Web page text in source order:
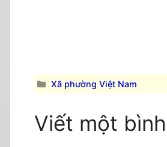
Danh
mục
Xã phường Việt Nam
Viết một